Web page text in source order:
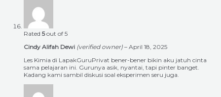
Rated 5out of 5
Cindy Alifah Dewi (verified owner) – April 18, 2025
Les Kimia di LapakGuruPrivat bener-bener bikin aku jatuh cinta
sama pelajaran ini. Gurunya asik, nyantai, tapi pinter banget.
Kadang kami sambil diskusi soal eksperimen seru juga.